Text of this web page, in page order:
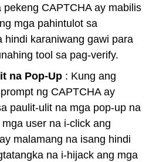
pekeng CAPTCHA ay mabilis
mga pahintulot sa
hindi karaniwang gawi para
tool sa pag-verify.
na Pop-Up : Kung ang
ng CAPTCHA ay
paulit-ulit na mga pop-up na
user na i-click ang
malamang na isang hindi
na i-hijack ang mga